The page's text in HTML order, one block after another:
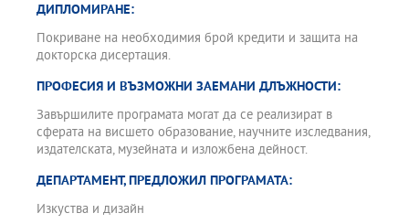
ДИПЛОМИРАНЕ:
Покриване на необходимия брой кредити и защита на
докторска дисертация.
ПРОФЕСИЯ И ВЪЗМОЖНИ ЗАЕМАНИ ДЛЪЖНОСТИ:
Завършилите програмата могат да се реализират в
сферата на висшето образование, научните изследвания,
издателската, музейната и изложбена дейност.
ДЕПАРТАМЕНТ, ПРЕДЛОЖИЛ ПРОГРАМАТА:
Изкуства и дизайн